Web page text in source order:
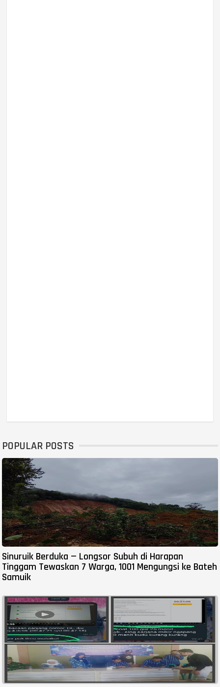
POPULAR POSTS
Sinuruik Berduka — Longsor Subuh di Harapan
Tinggam Tewaskan 7 Warga, 1001 Mengungsi ke Bateh
Samuik